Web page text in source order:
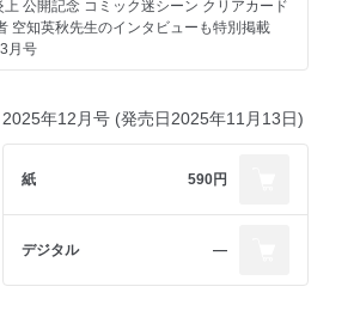
ロのしつけかた」
無糖プリンス」
公開記念 コミック迷シーン クリアカード
空知英秋先生のインタビューも特別掲載
月号
ない 泉麦歩
い 翠川ちき
衣ショウ 加賀里みほ をねんね 姫野たまき
見ゆう
く のアリハラ先生 シゲキ的新連載
2025年12月号 (発売日2025年11月13日)
紙 590円
デジタル ―